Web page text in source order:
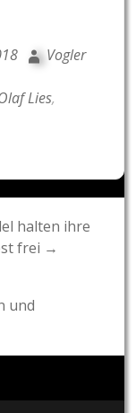
Vogler
Lies,
halten ihre
frei →
und